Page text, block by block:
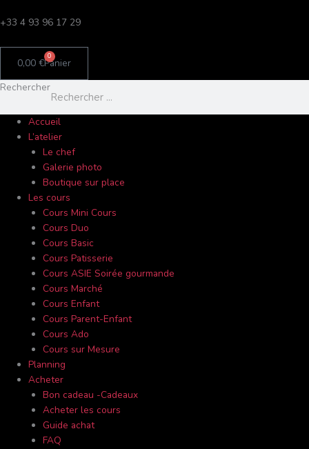
au
+33 4 93 96 17 29
0,00 €
0
Panier
Rechercher
Accueil
L’atelier
Le chef
Galerie photo
Boutique sur place
Les cours
Cours Mini Cours
Cours Duo
Cours Basic
Cours Patisserie
Cours ASIE Soirée gourmande
Cours Marché
Cours Enfant
Cours Parent-Enfant
Cours Ado
Cours sur Mesure
Planning
Acheter
Bon cadeau -Cadeaux
Acheter les cours
Guide achat
FAQ
a
t
é
g
r